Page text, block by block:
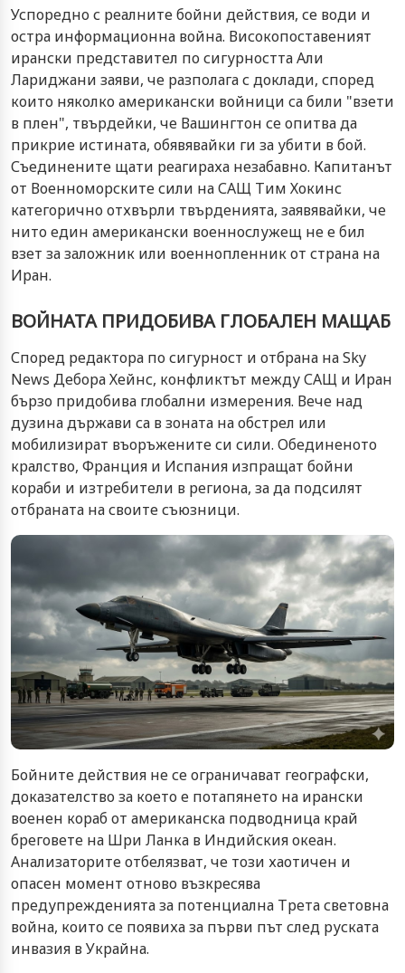
Успоредно с реалните бойни действия, се води и
остра информационна война. Високопоставеният
ирански представител по сигурността Али
Лариджани заяви, че разполага с доклади, според
които няколко американски войници са били "взети
в плен", твърдейки, че Вашингтон се опитва да
прикрие истината, обявявайки ги за убити в бой.
Съединените щати реагираха незабавно. Капитанът
от Военноморските сили на САЩ Тим Хокинс
категорично отхвърли твърденията, заявявайки, че
нито един американски военнослужещ не е бил
взет за заложник или военнопленник от страна на
Иран.
ВОЙНАТА ПРИДОБИВА ГЛОБАЛЕН МАЩАБ
Според редактора по сигурност и отбрана на Sky
News Дебора Хейнс, конфликтът между САЩ и Иран
бързо придобива глобални измерения. Вече над
дузина държави са в зоната на обстрел или
мобилизират въоръжените си сили. Обединеното
кралство, Франция и Испания изпращат бойни
кораби и изтребители в региона, за да подсилят
отбраната на своите съюзници.
Бойните действия не се ограничават географски,
доказателство за което е потапянето на ирански
военен кораб от американска подводница край
бреговете на Шри Ланка в Индийския океан.
Анализаторите отбелязват, че този хаотичен и
опасен момент отново възкресява
предупрежденията за потенциална Трета световна
война, които се появиха за първи път след руската
инвазия в Украйна.